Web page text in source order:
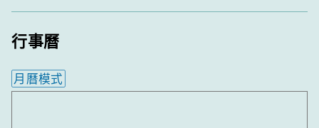
行事曆
月曆模式